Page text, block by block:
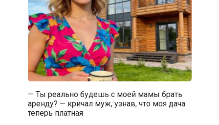
— Ты реально будешь с моей мамы брать
аренду? — кричал муж, узнав, что моя дача
теперь платная